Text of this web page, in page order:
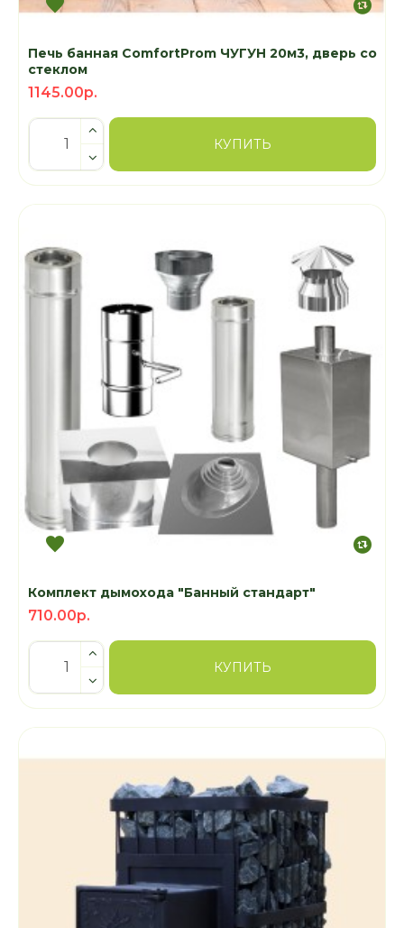
Печь банная ComfortProm ЧУГУН 20м3, дверь со
стеклом
1145.00р.
КУПИТЬ
Комплект дымохода "Банный стандарт"
710.00р.
КУПИТЬ